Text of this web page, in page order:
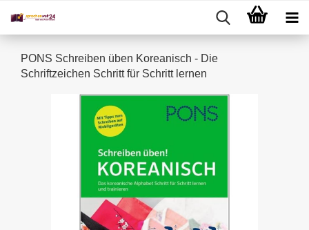
PONS Schreiben üben Koreanisch - Die
Schriftzeichen Schritt für Schritt lernen